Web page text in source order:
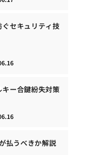
セキュリティ技
ー合鍵紛失対策
払うべきか解説